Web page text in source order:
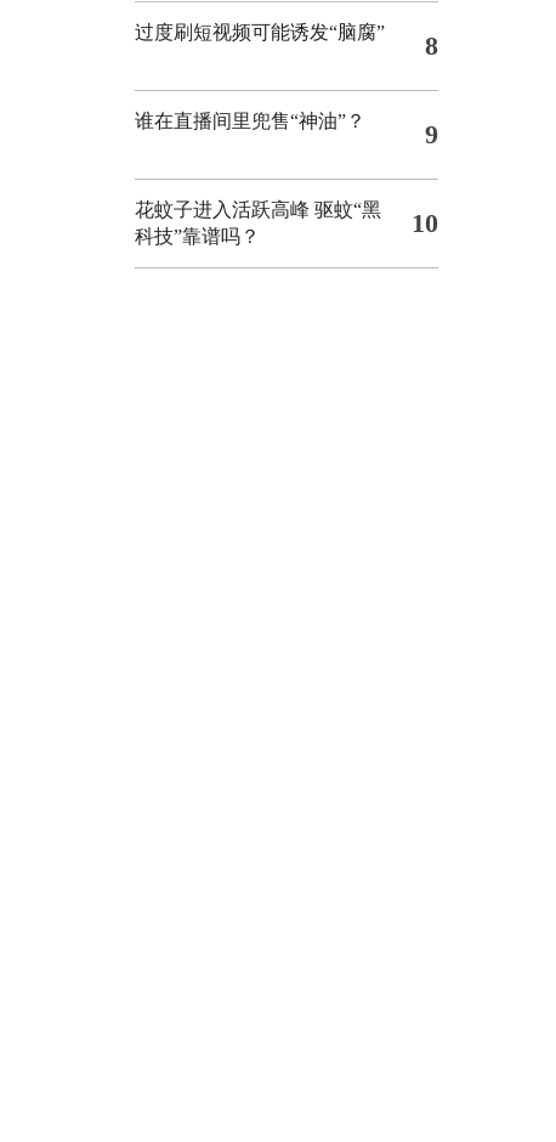
过度刷短视频可能诱发“脑腐” 8
谁在直播间里兜售“神油”？ 9
花蚊子进入活跃高峰 驱蚊“黑
科技”靠谱吗？
10